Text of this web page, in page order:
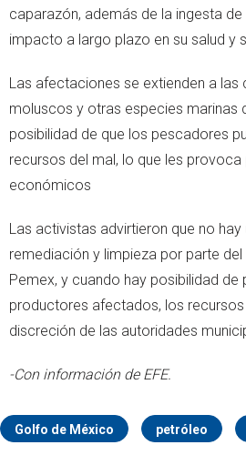
caparazón, además de la ingesta
impacto a largo plazo en su salud y
Las afectaciones se extienden a las
moluscos y otras especies marinas
posibilidad de que los pescadores
recursos del mal, lo que les
económicos
Las activistas advirtieron que no
remediación y limpieza por parte
Pemex, y cuando hay posibilidad de
productores afectados, los recursos
discreción de las autoridades
-Con información de EFE.
Golfo de México petróleo